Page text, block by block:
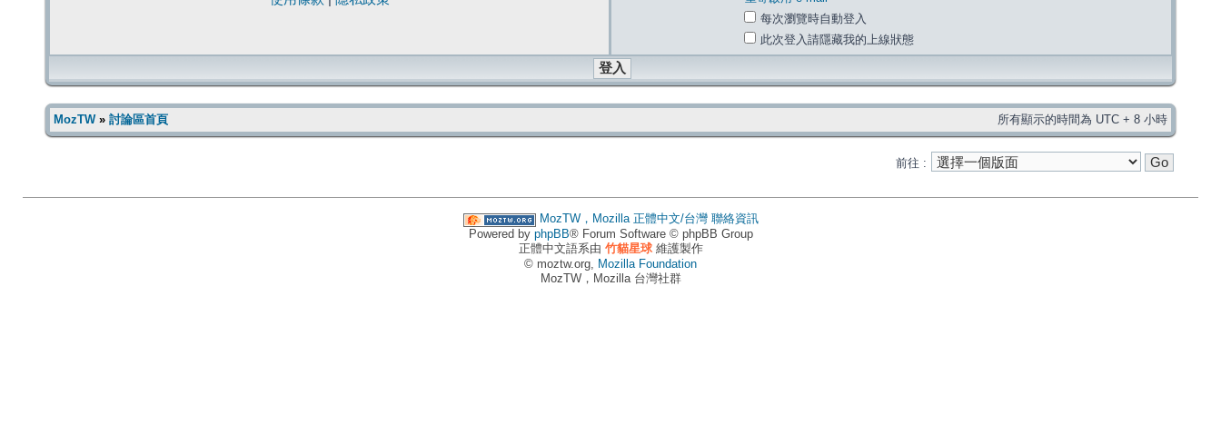
每次瀏覽時自動登入
此次登入請隱藏我的上線狀態
MozTW» 討論區首頁 所有顯示的時間為 UTC + 8 小時
前往 :
MozTW，Mozilla 正體中文/台灣 聯絡資訊
Powered by phpBB® Forum Software © phpBB Group
正體中文語系由 竹貓星球維護製作
© moztw.org, Mozilla Foundation
MozTW，Mozilla 台灣社群